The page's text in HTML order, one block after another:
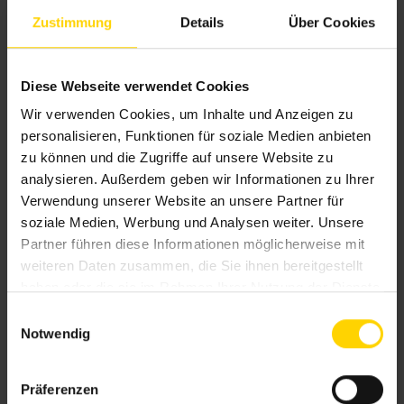
Zustimmung Details Über Cookies
Diese Webseite verwendet Cookies
Wir verwenden Cookies, um Inhalte und Anzeigen zu
personalisieren, Funktionen für soziale Medien anbieten
zu können und die Zugriffe auf unsere Website zu
analysieren. Außerdem geben wir Informationen zu Ihrer
Verwendung unserer Website an unsere Partner für
soziale Medien, Werbung und Analysen weiter. Unsere
Partner führen diese Informationen möglicherweise mit
weiteren Daten zusammen, die Sie ihnen bereitgestellt
Notwendig
Präferenzen
einenSonnenschutz
erhalten, der Ihren Geschmack
und Wohnstil perfekt widerspiegelt.
Integrierte Heizstrahlerund eine
Beleuchtunglassen in den Abendstunden ein
stimmungsvolles Ambiente aufkommen. Seitliche
Glaselemente schützen Ihren Freisitz vor Wind,
Regen und Kälte. DieSeitenverglasungkann
feststehend oder in Form von Schiebeelementen
montiert werden, sodass der freie Zugang zum
Garten erhalten bleibt.
Gerne beraten wir Sie persönlich zu weiteren
Ausstattungsextras. Auch auf spezielle Anfragen
gehen wir gerne ein. Sprechen Sie uns diesbezüglich
einfach an. Im Rahmen unserer Möglichkeiten